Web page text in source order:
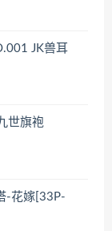
JK兽耳
世旗袍
-花嫁[33P-